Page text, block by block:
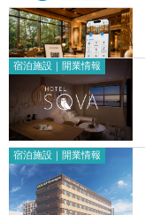
宿泊施設｜開業情報
宿泊施設｜開業情報